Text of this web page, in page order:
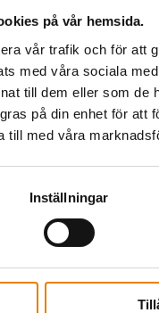
på vår hemsida.
vår trafik och för att
med våra sociala
till dem eller som
på din enhet för att
till med våra
Inställningar